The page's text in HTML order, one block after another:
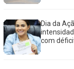
Dia da
com